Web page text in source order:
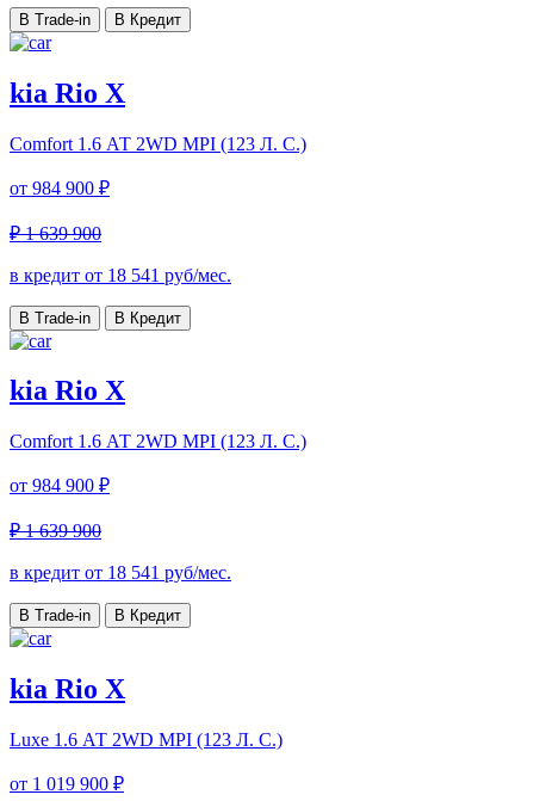
В Trade-in В Кредит
kia Rio X
Comfort 1.6 АТ 2WD MPI (123 Л. C.)
от 984 900 ₽
₽ 1 639 900
в кредит от 18 541 руб/мес.
В Trade-in В Кредит
kia Rio X
Comfort 1.6 АТ 2WD MPI (123 Л. C.)
от 984 900 ₽
₽ 1 639 900
в кредит от 18 541 руб/мес.
В Trade-in В Кредит
kia Rio X
Luxe 1.6 АТ 2WD MPI (123 Л. C.)
от 1 019 900 ₽